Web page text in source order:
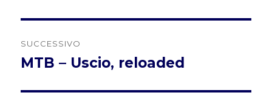
SUCCESSIVO
Articolo
MTB – Uscio, reloaded